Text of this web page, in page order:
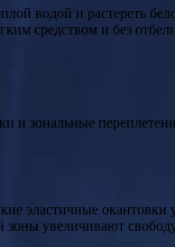
водой и растереть
средством и без
и зональные
эластичные окантовки
увеличивают